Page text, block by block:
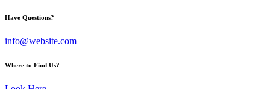
Have Questions?
info@website.com
Where to Find Us?